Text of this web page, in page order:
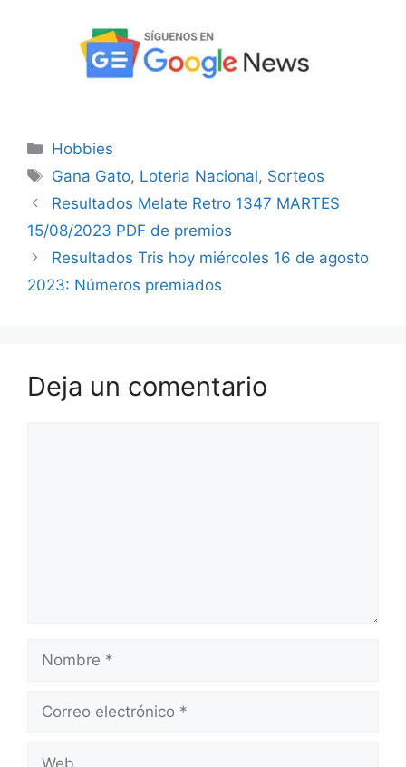
Categorías
Hobbies
Etiquetas
Gana Gato, Loteria Nacional, Sorteos
Resultados Melate Retro 1347 MARTES
15/08/2023 PDF de premios
Resultados Tris hoy miércoles 16 de agosto
2023: Números premiados
Deja un comentario
Nombre
Correo
Web